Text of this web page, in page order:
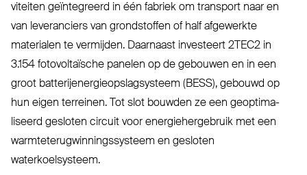
viteiten geïn­tegreerd in één fabriek om transport naar en
van leve­ranciers van grond­stoffen of half afgewerkte
materialen te vermijden. Daarnaast investeert 2TEC2 in
3.154 foto­vol­taïsche panelen op de gebouwen en in een
groot bat­te­rij­en­er­gie­op­slag­systeem (BESS), gebouwd op
hun eigen terreinen. Tot slot bouwden ze een geop­ti­ma­
liseerd gesloten circuit voor ener­gie­her­gebruik met een
warm­te­te­rug­win­nings­systeem en gesloten
waterkoelsysteem.